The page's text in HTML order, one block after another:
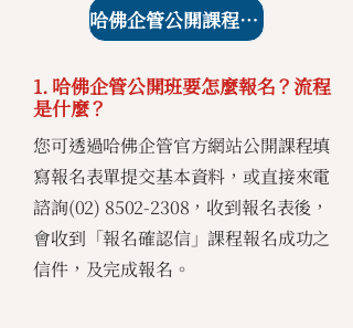
哈佛企管公開課程課表
1. 哈佛企管公開班要怎麼報名？流程
是什麼？
您可透過哈佛企管官方網站公開課程填
寫報名表單提交基本資料，或直接來電
諮詢(02) 8502-2308 ，收到報名表後，
會收到「報名確認信」課程報名成功之
信件，及完成報名。